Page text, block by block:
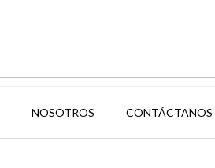
NOSOTROS CONTÁCTANOS